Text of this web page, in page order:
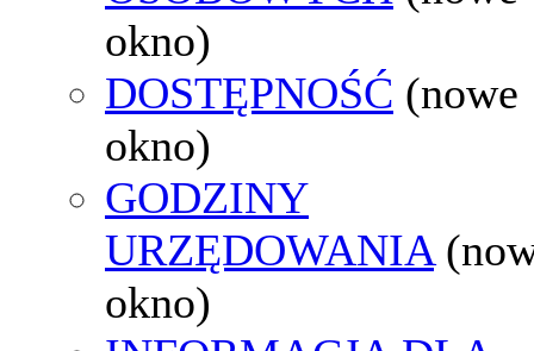
okno)
DOSTĘPNOŚĆ (nowe
okno)
GODZINY
URZĘDOWANIA
okno)